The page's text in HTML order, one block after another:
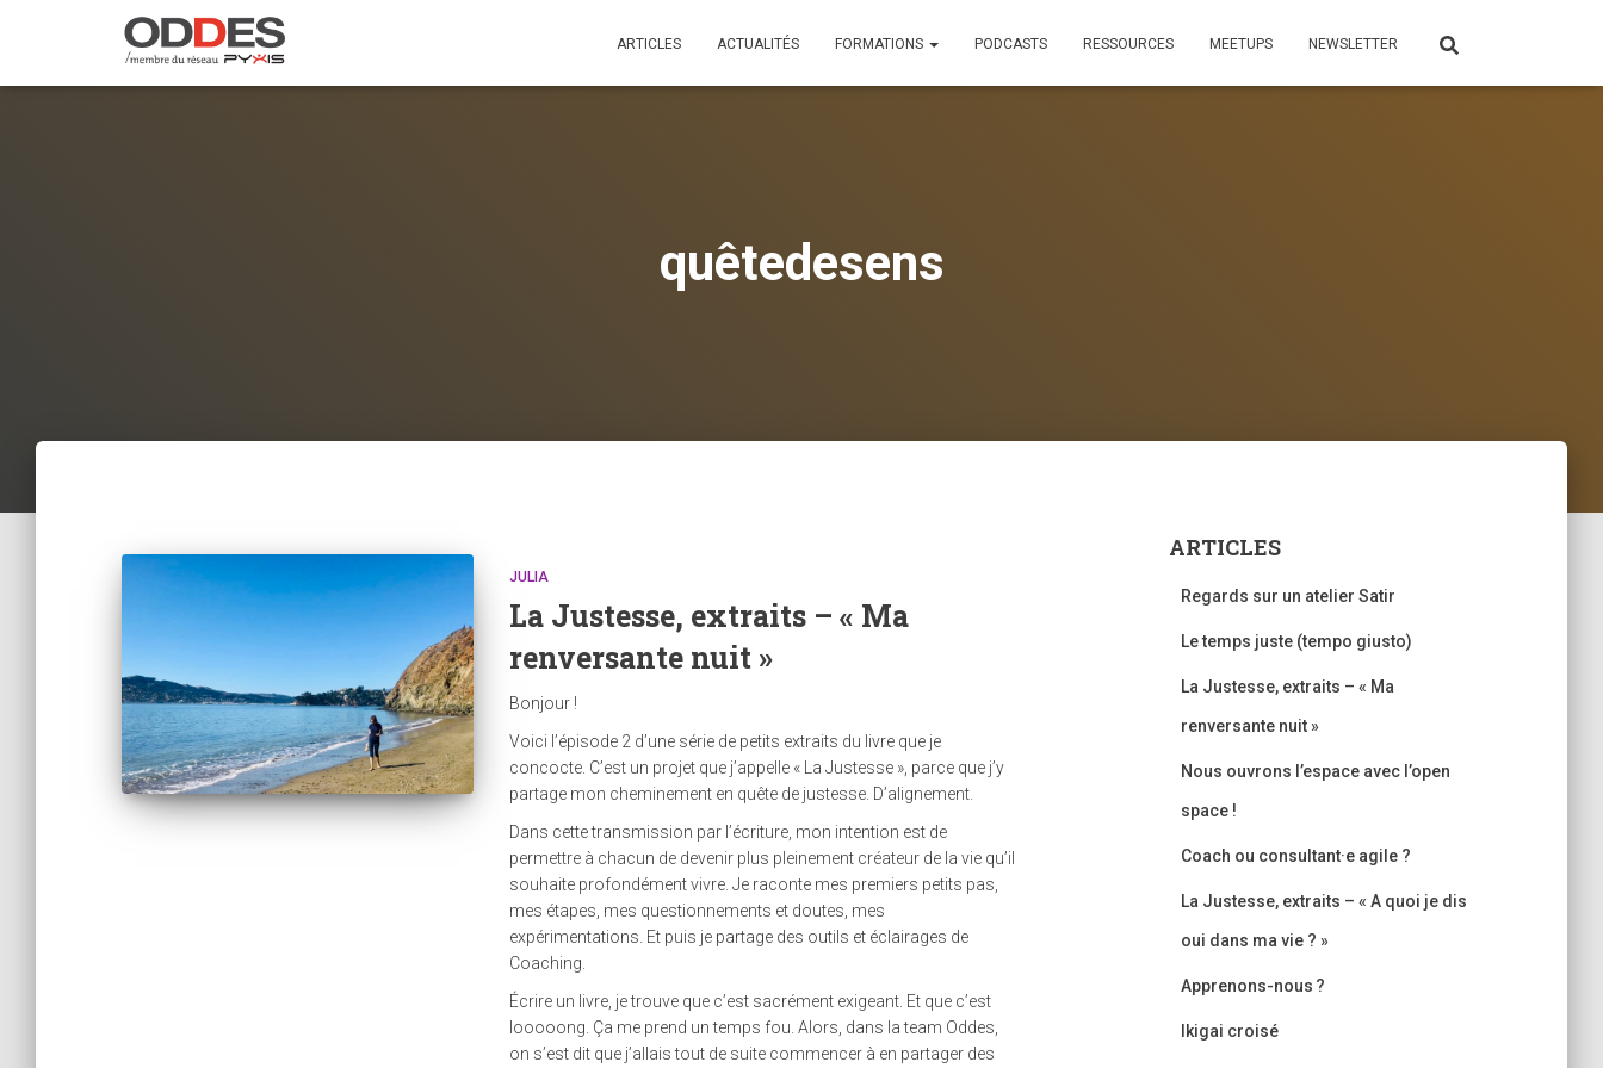
ARTICLES ACTUALITÉS FORMATIONS PODCASTS RESSOURCES MEETUPS NEWSLETTER
quêtedesens
JULIA
La Justesse, extraits – « Ma
renversante nuit »
Bonjour !
Voici l’épisode 2 d’une série de petits extraits du livre que je
concocte. C’est un projet que j’appelle « La Justesse », parce que j’y
partage mon cheminement en quête de justesse. D’alignement.
Dans cette transmission par l’écriture, mon intention est de
permettre à chacun de devenir plus pleinement créateur de la vie qu’il
souhaite profondément vivre. Je raconte mes premiers petits pas,
mes étapes, mes questionnements et doutes, mes
expérimentations. Et puis je partage des outils et éclairages de
Coaching.
Écrire un livre, je trouve que c’est sacrément exigeant. Et que c’est
looooong. Ça me prend un temps fou. Alors, dans la team Oddes,
on s’est dit que j’allais tout de suite commencer à en partager des
ARTICLES
Regards sur un atelier Satir
Le temps juste (tempo giusto)
La Justesse, extraits – « Ma
renversante nuit »
Nous ouvrons l’espace avec l’open
space !
Coach ou consultant·e agile ?
La Justesse, extraits – « A quoi je dis
oui dans ma vie ? »
Apprenons-nous ?
Ikigai croisé